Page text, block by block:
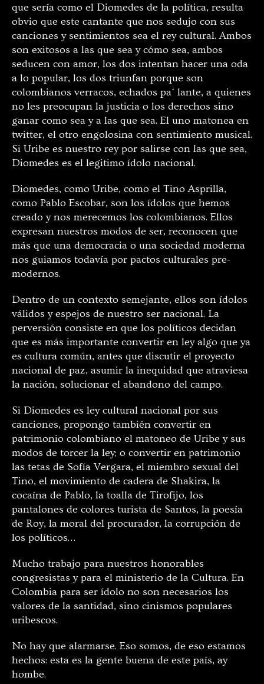
que sería como el Diomedes de la política, resulta
obvio que este cantante que nos sedujo con sus
canciones y sentimientos sea el rey cultural. Ambos
son exitosos a las que sea y cómo sea, ambos
seducen con amor, los dos intentan hacer una oda
a lo popular, los dos triunfan porque son
colombianos verracos, echados pa´ lante, a quienes
no les preocupan la justicia o los derechos sino
ganar como sea y a las que sea. El uno matonea en
twitter, el otro engolosina con sentimiento musical.
Si Uribe es nuestro rey por salirse con las que sea,
Diomedes es el legitimo ídolo nacional.
Diomedes, como Uribe, como el Tino Asprilla,
como Pablo Escobar, son los ídolos que hemos
creado y nos merecemos los colombianos. Ellos
expresan nuestros modos de ser, reconocen que
más que una democracia o una sociedad moderna
nos guiamos todavía por pactos culturales pre-
modernos.
Dentro de un contexto semejante, ellos son ídolos
válidos y espejos de nuestro ser nacional. La
perversión consiste en que los políticos decidan
que es más importante convertir en ley algo que ya
es cultura común, antes que discutir el proyecto
nacional de paz, asumir la inequidad que atraviesa
la nación, solucionar el abandono del campo.
Si Diomedes es ley cultural nacional por sus
canciones, propongo también convertir en
patrimonio colombiano el matoneo de Uribe y sus
modos de torcer la ley; o convertir en patrimonio
las tetas de Sofía Vergara, el miembro sexual del
Tino, el movimiento de cadera de Shakira, la
cocaína de Pablo, la toalla de Tirofijo, los
pantalones de colores turista de Santos, la poesía
de Roy, la moral del procurador, la corrupción de
los políticos…
Mucho trabajo para nuestros honorables
congresistas y para el ministerio de la Cultura. En
Colombia para ser ídolo no son necesarios los
valores de la santidad, sino cinismos populares
uribescos.
No hay que alarmarse. Eso somos, de eso estamos
hechos: esta es la gente buena de este país, ay
hombe.